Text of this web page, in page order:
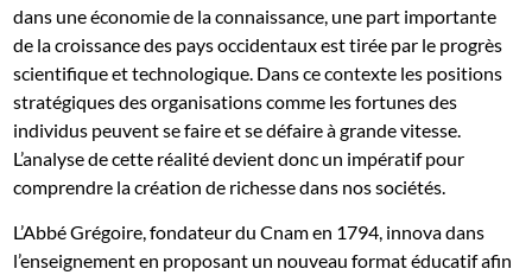
dans une économie de la connaissance, une part importante
de la croissance des pays occidentaux est tirée par le progrès
scientifique et technologique. Dans ce contexte les positions
stratégiques des organisations comme les fortunes des
individus peuvent se faire et se défaire à grande vitesse.
L’analyse de cette réalité devient donc un impératif pour
comprendre la création de richesse dans nos sociétés.
L’Abbé Grégoire, fondateur du Cnam en 1794, innova dans
l’enseignement en proposant un nouveau format éducatif afin